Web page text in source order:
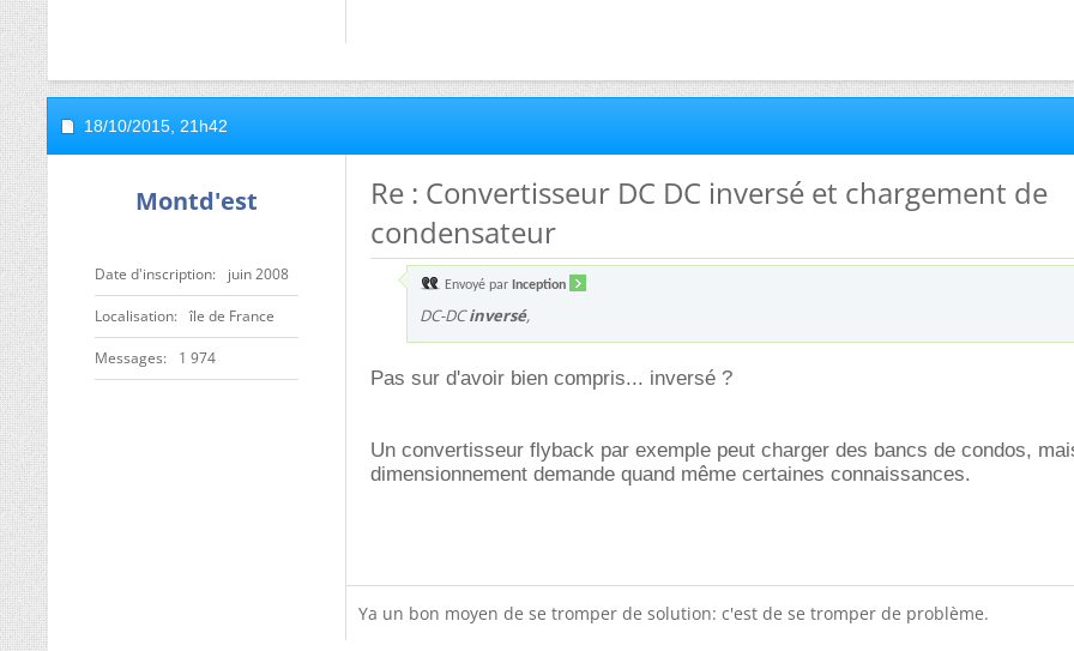
18/10/2015, 21h42
Montd'est
Date d'inscription juin 2008
Localisation île de France
Messages 1 974
Re : Convertisseur DC DC inversé et chargement de
condensateur
Envoyé par Inception
DC-DCinversé,
Pas sur d'avoir bien compris... inversé ?
Un convertisseur flyback par exemple peut charger des bancs de condos,
dimensionnement demande quand même certaines connaissances.
Ya un bon moyen de se tromper de solution: c'est de se tromper de problème.